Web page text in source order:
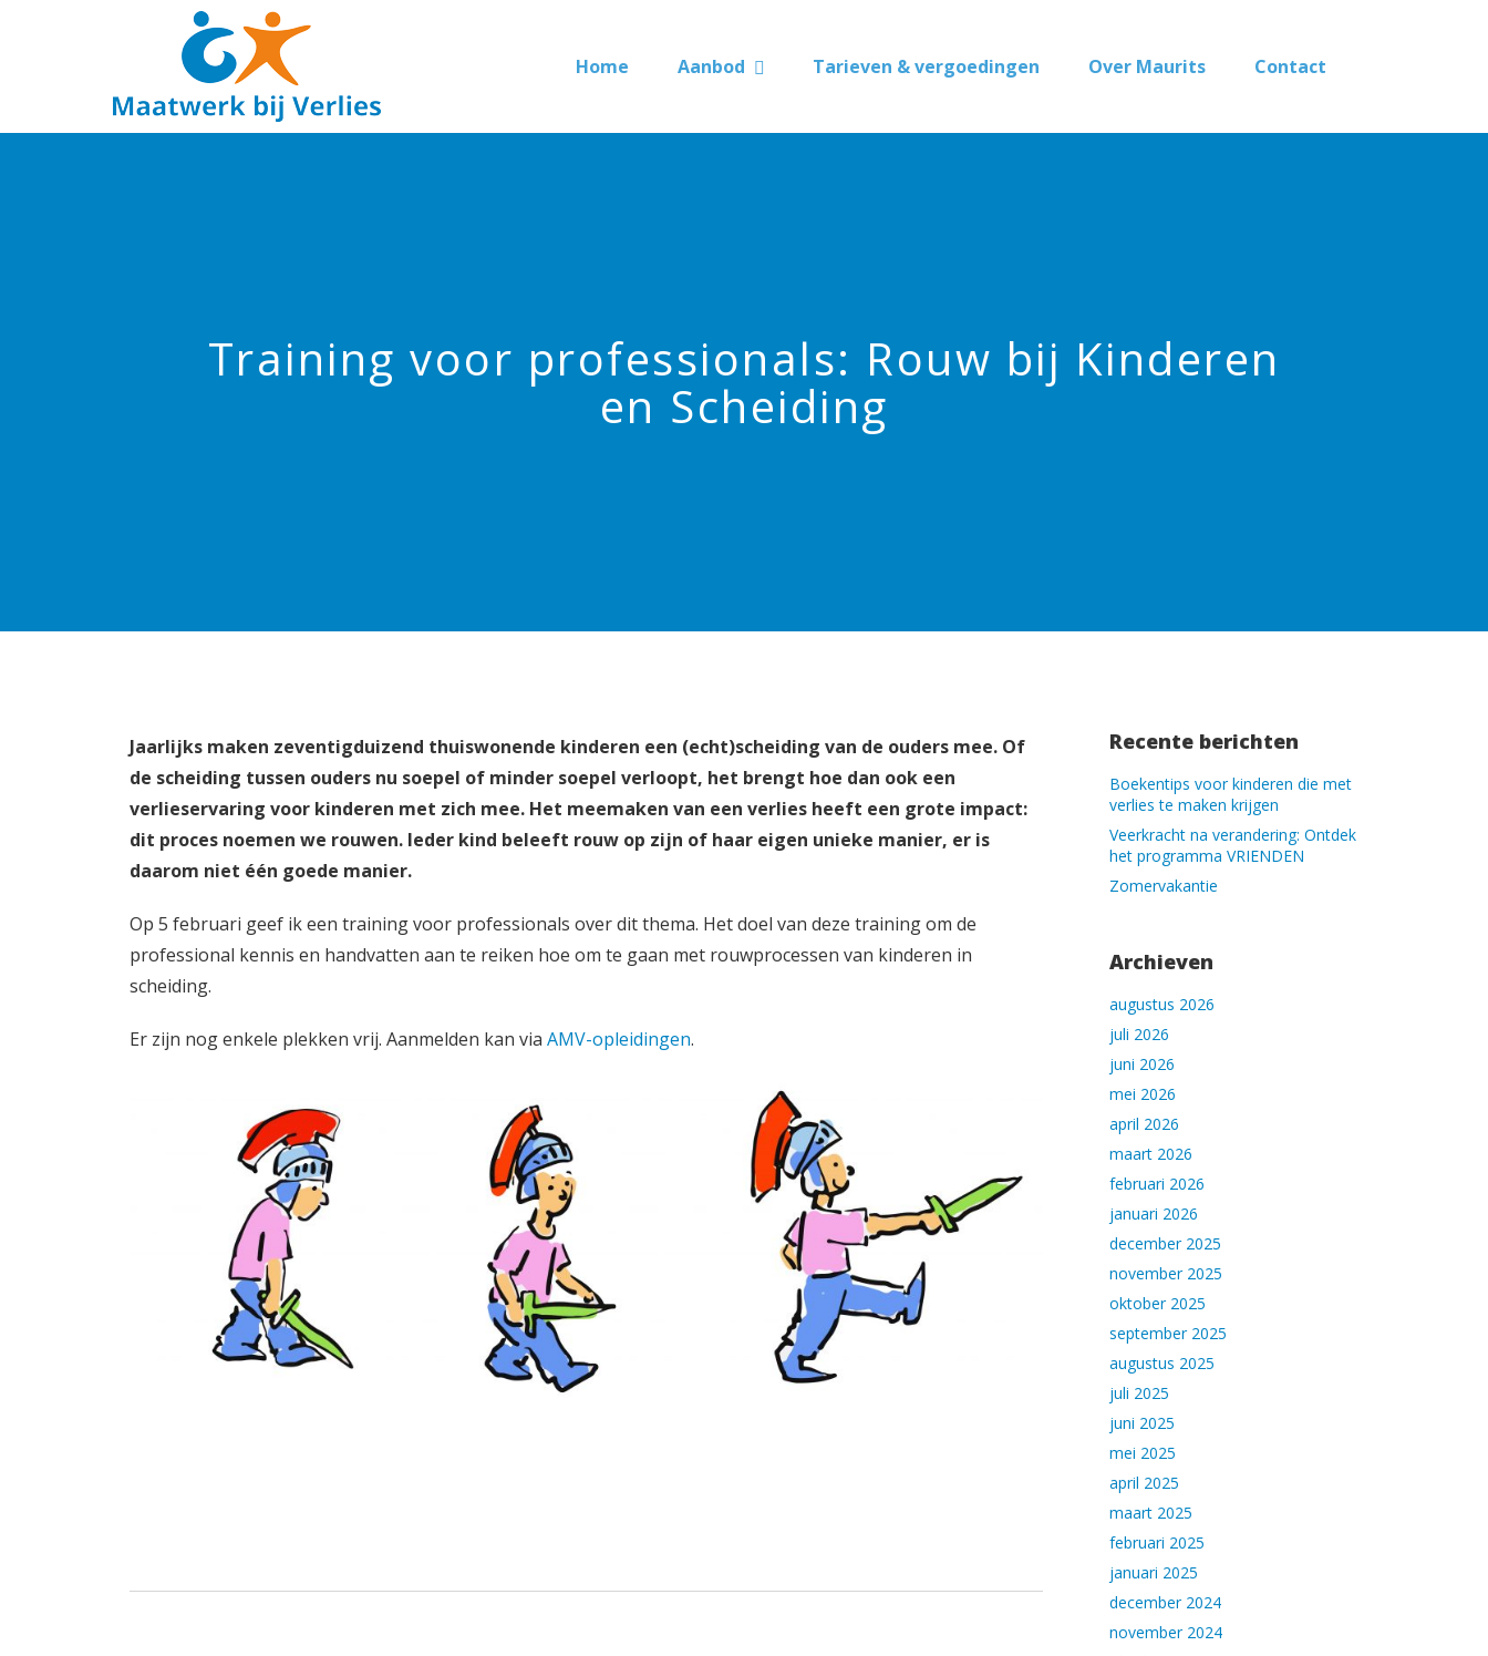
Home Aanbod Tarieven & vergoedingen Over Maurits Contact
Training voor professionals: Rouw bij Kinderen
en Scheiding
Jaarlijks maken zeventigduizend thuiswonende kinderen een (echt)scheiding van de ouders mee. Of
de scheiding tussen ouders nu soepel of minder soepel verloopt, het brengt hoe dan ook een
verlieservaring voor kinderen met zich mee. Het meemaken van een verlies heeft een grote impact:
dit proces noemen we rouwen. Ieder kind beleeft rouw op zijn of haar eigen unieke manier, er is
daarom niet één goede manier.
Op 5 februari geef ik een training voor professionals over dit thema. Het doel van deze training om de
professional kennis en handvatten aan te reiken hoe om te gaan met rouwprocessen van kinderen in
scheiding.
Er zijn nog enkele plekken vrij. Aanmelden kan via AMV-opleidingen.
Recente berichten
Boekentips voor kinderen die met
verlies te maken krijgen
Veerkracht na verandering: Ontdek
het programma VRIENDEN
Zomervakantie
Archieven
augustus 2026
juli 2026
juni 2026
mei 2026
april 2026
maart 2026
februari 2026
januari 2026
december 2025
november 2025
oktober 2025
september 2025
augustus 2025
juli 2025
juni 2025
mei 2025
april 2025
maart 2025
februari 2025
januari 2025
december 2024
november 2024